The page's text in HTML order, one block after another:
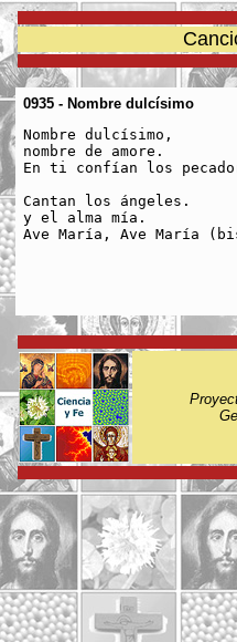
0935 - Nombre dulcísimo
Nombre dulcísimo,
nombre de amore.
En ti confían los
Cantan los ángeles.
y el alma mía.
Ave María, Ave María